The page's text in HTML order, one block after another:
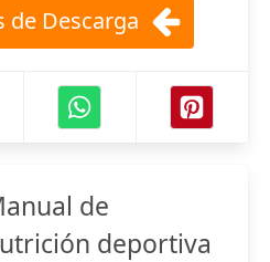
de Descarga
de
deportiva